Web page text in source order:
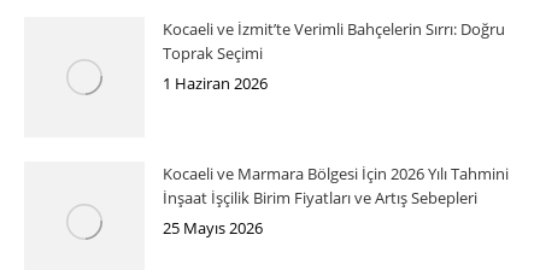
Kocaeli ve İzmit’te Verimli Bahçelerin Sırrı: Doğru
Toprak Seçimi
1 Haziran 2026
Kocaeli ve Marmara Bölgesi İçin 2026 Yılı Tahmini
İnşaat İşçilik Birim Fiyatları ve Artış Sebepleri
25 Mayıs 2026